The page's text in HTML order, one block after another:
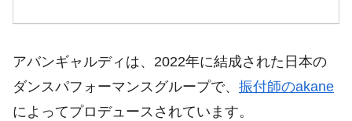
アバンギャルディは、2022年に結成された日本の
ダンスパフォーマンスグループで、 振付師のakane
によってプロデュースされています。